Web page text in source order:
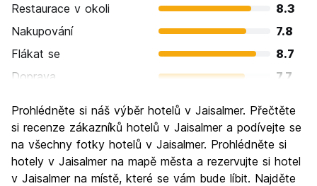
Restaurace v okoli
8.3
Nakupování
7.8
Flákat se
8.7
Doprava
7.7
Kultura
9.1
Noční život
5.5
Hodnota za peníze
8.7
Prohlédněte si náš výběr hotelů v Jaisalmer. Přečtěte
si recenze zákazníků hotelů v Jaisalmer a podívejte se
na všechny fotky hotelů v Jaisalmer. Prohlédněte si
hotely v Jaisalmer na mapě města a rezervujte si hotel
v Jaisalmer na místě, které se vám bude líbit. Najděte